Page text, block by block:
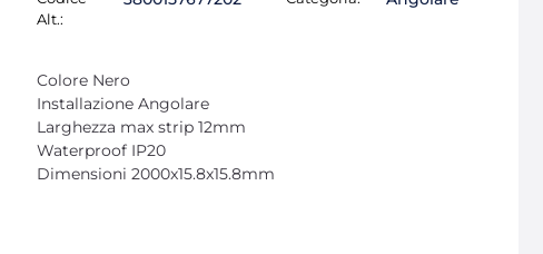
Alt.:
Colore Nero
Installazione Angolare
Larghezza max strip 12mm
Waterproof IP20
Dimensioni 2000x15.8x15.8mm